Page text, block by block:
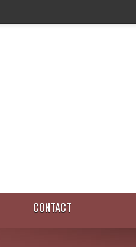
CONTACT